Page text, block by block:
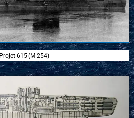
Projet 615 (M-254)